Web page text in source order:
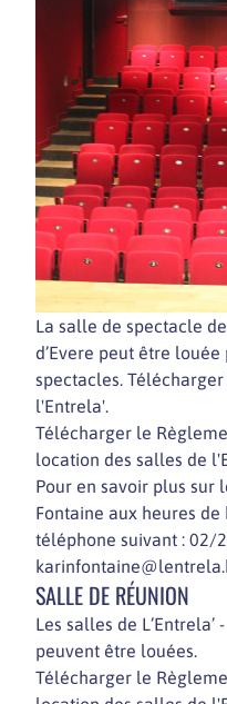
La salle de spectacle
d’Evere peut être
spectacles.
l'Entrela'.
Télécharger le
location des salles de
Pour en savoir plus sur
Fontaine aux heures
téléphone suivant : 02/
SALLE DE RÉUNION
Les salles de
peuvent être louées.
Télécharger le